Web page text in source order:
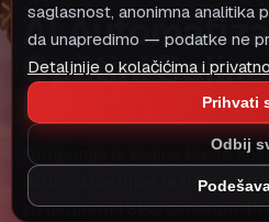
AI
Opštini
Maxdesign
Kompanije iz Bajina Basta
dobijaju merljive rezultate.
strukturom i SEO osnovom.
saglasnost, anonimna analitika
da unapredimo — podatke ne
Detaljnije o kolačićima i
Prihvati
Odbij